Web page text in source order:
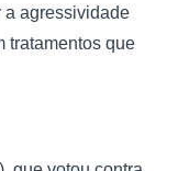
a agressividade
tratamentos que